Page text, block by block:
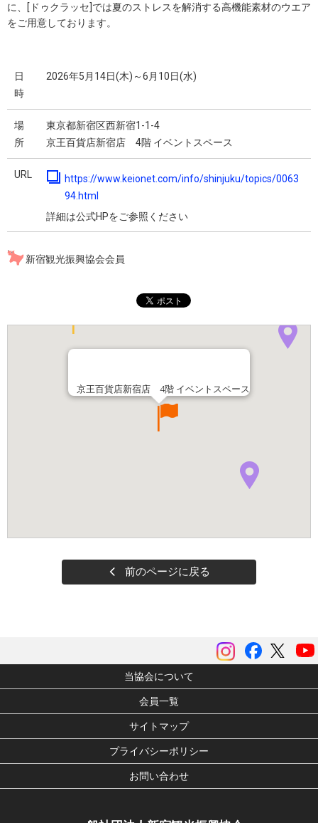
に、[ドゥクラッセ]では夏のストレスを解消する高機能素材のウエア
をご用意しております。
日
時
2026年5月14日(木)～6月10日(水)
場
所
東京都新宿区西新宿1-1-4
京王百貨店新宿店 4階 イベントスペース
URL
https://www.keionet.com/info/shinjuku/topics/0063
94.html
詳細は公式HPをご参照ください
新宿観光振興協会会員
京王百貨店新宿店 4階 イベントスペース
前のページに戻る
ツイ
Facebook
instagram
当協会について
会員一覧
サイトマップ
プライバシーポリシー
お問い合わせ